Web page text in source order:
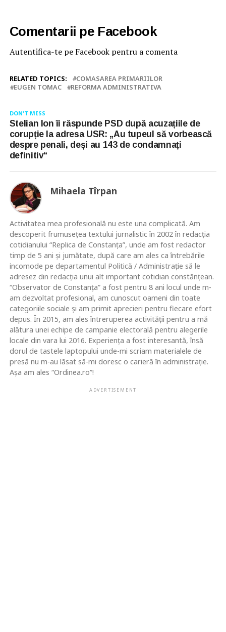
Comentarii pe Facebook
Autentifica-te pe Facebook pentru a comenta
RELATED TOPICS:
COMASAREA PRIMARIILOR
EUGEN TOMAC
REFORMA ADMINISTRATIVA
DON'T MISS
Stelian Ion îi răspunde PSD după acuzațiile de
corupție la adresa USR: „Au tupeul să vorbească
despre penali, deși au 143 de condamnați
definitiv“
Mihaela Tîrpan
Activitatea mea profesională nu este una complicată. Am
descoperit frumusețea textului jurnalistic în 2002 în redacția
cotidianului “Replica de Constanța”, unde am fost redactor
timp de 5 ani și jumătate, după care am ales ca întrebările
incomode pe departamentul Politică / Administrație să le
adresez din redacția unui alt important cotidian constănțean.
“Observator de Constanța” a fost pentru 8 ani locul unde m-
am dezvoltat profesional, am cunoscut oameni din toate
categoriile sociale și am primit aprecieri pentru fiecare efort
depus. În 2015, am ales întreruperea activității pentru a mă
alătura unei echipe de campanie electorală pentru alegerile
locale din vara lui 2016. Experiența a fost interesantă, însă
dorul de tastele laptopului unde-mi scriam materialele de
presă nu m-au lăsat să-mi doresc o carieră în administrație.
Așa am ales “Ordinea.ro”!
ADVERTISEMENT